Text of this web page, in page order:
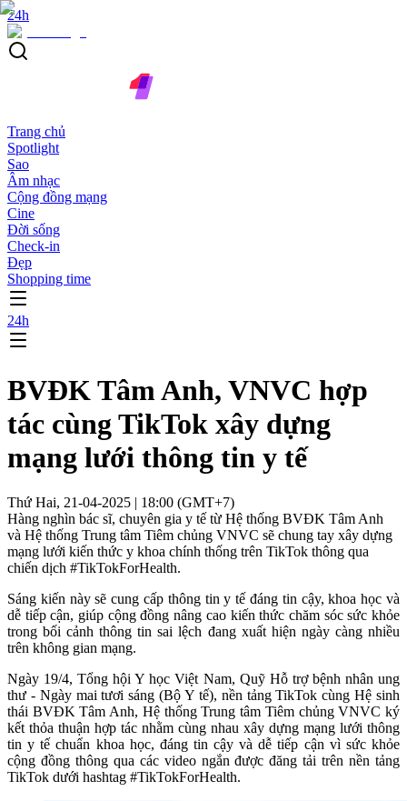
24h
Trang chủ
Spotlight
Sao
Âm nhạc
Cộng đồng mạng
Cine
Đời sống
Check-in
Đẹp
Shopping time
24h
BVĐK Tâm Anh, VNVC hợp
tác cùng TikTok xây dựng
mạng lưới thông tin y tế
Thứ Hai, 21-04-2025 | 18:00 (GMT+7)
Hàng nghìn bác sĩ, chuyên gia y tế từ Hệ thống BVĐK Tâm Anh
và Hệ thống Trung tâm Tiêm chủng VNVC sẽ chung tay xây dựng
mạng lưới kiến thức y khoa chính thống trên TikTok thông qua
chiến dịch #TikTokForHealth.
Sáng kiến này sẽ cung cấp thông tin y tế đáng tin cậy, khoa học và
dễ tiếp cận, giúp cộng đồng nâng cao kiến thức chăm sóc sức khỏe
trong bối cảnh thông tin sai lệch đang xuất hiện ngày càng nhiều
trên không gian mạng.
Ngày 19/4, Tổng hội Y học Việt Nam, Quỹ Hỗ trợ bệnh nhân ung
thư - Ngày mai tươi sáng (Bộ Y tế), nền tảng TikTok cùng Hệ sinh
thái BVĐK Tâm Anh, Hệ thống Trung tâm Tiêm chủng VNVC ký
kết thỏa thuận hợp tác nhằm cùng nhau xây dựng mạng lưới thông
tin y tế chuẩn khoa học, đáng tin cậy và dễ tiếp cận vì sức khỏe
cộng đồng thông qua các video ngắn được đăng tải trên nền tảng
TikTok dưới hashtag #TikTokForHealth.